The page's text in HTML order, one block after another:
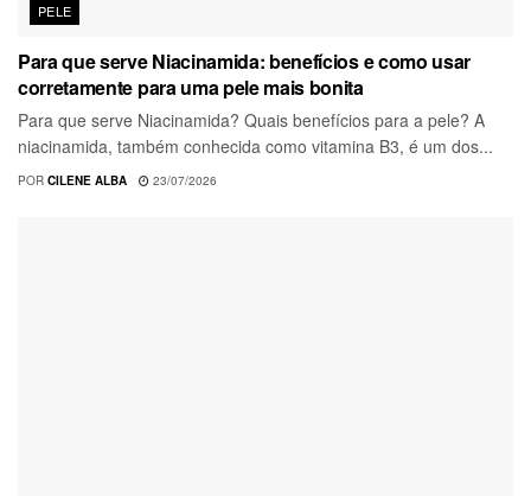
PELE
Para que serve Niacinamida: benefícios e como usar
corretamente para uma pele mais bonita
Para que serve Niacinamida? Quais benefícios para a pele? A
niacinamida, também conhecida como vitamina B3, é um dos...
POR CILENE ALBA 23/07/2026